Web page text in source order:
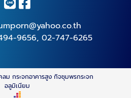
9656, 02-747-6265
ม กระจกอาคารสูง กิจชุมพรกระจก
อลูมิเนียม